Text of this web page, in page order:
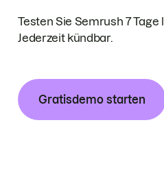
Testen Sie Semrush 7 Tage
Jederzeit kündbar.
Gratisdemo starten